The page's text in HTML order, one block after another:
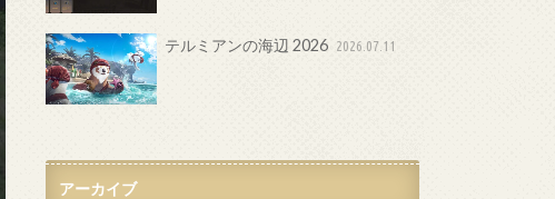
テルミアンの海辺 2026 2026.07.11
アーカイブ